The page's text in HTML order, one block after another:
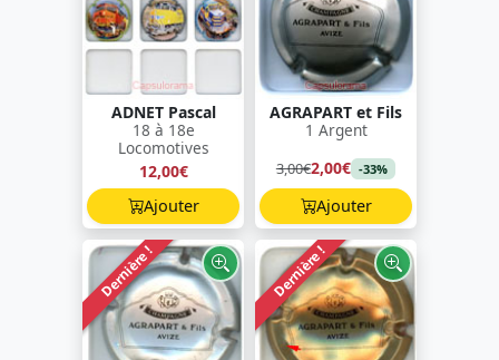
ADNET Pascal
18 à 18e
Locomotives
12,00€
Ajouter
AGRAPART et Fils
1 Argent
3,00€2,00€ -33%
Ajouter
Dernière ! Dernière !